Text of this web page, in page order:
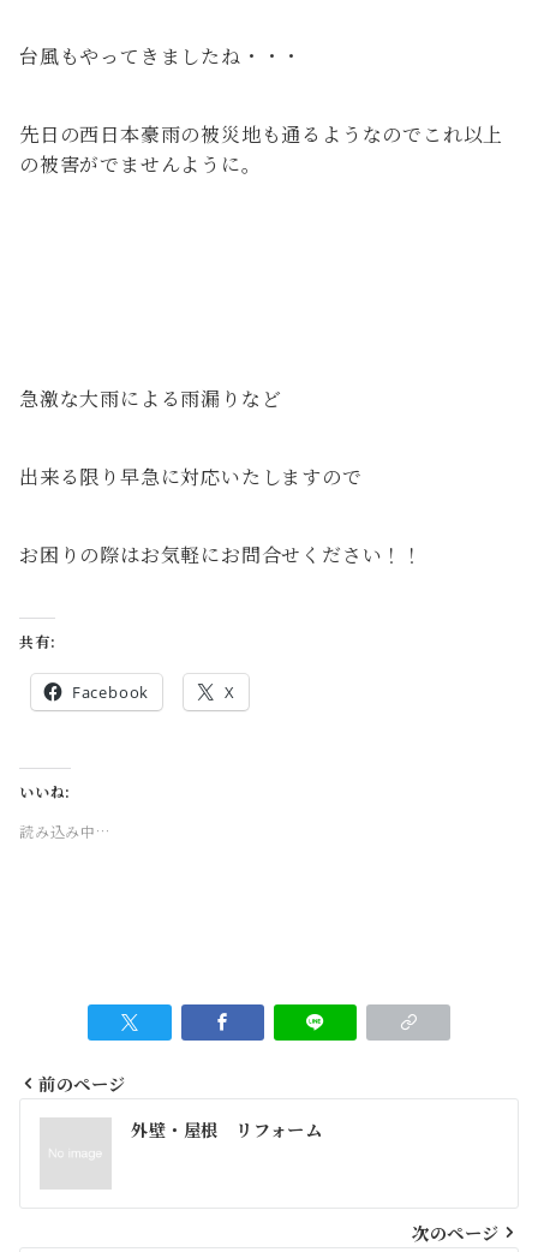
台風もやってきましたね・・・
先日の西日本豪雨の被災地も通るようなのでこれ以上
の被害がでませんように。
急激な大雨による雨漏りなど
出来る限り早急に対応いたしますので
お困りの際はお気軽にお問合せください！！
共有:
Facebook X
いいね:
読み込み中…
投
ナ
ビ
前のページ
外壁・屋根 リフォーム
次のページ